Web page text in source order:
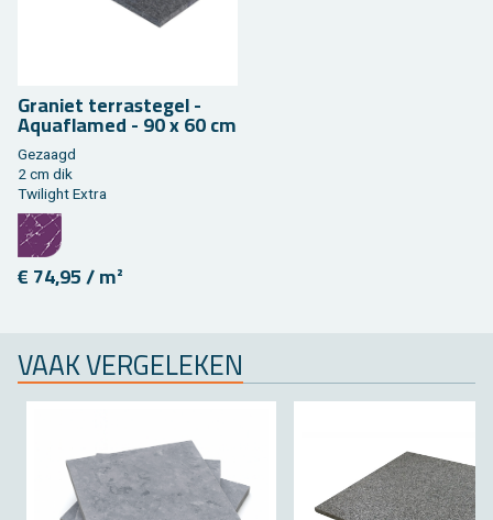
Gra­niet ter­ras­te­gel -
Aquafla­med - 90 x 60 cm
Ge­zaagd
2 cm dik
Twi­light Extra
€ 74,95 / m²
VAAK VER­GE­LE­KEN